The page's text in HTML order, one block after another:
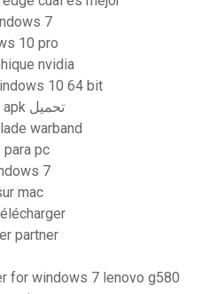
7
10 pro
nvidia
10 64 bit
Automatic call recorder pro apk تحميل
warband
pc
7
mac
partner
for windows 7 lenovo g580